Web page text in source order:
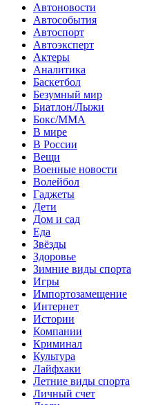
Автоновости
Автособытия
Автоспорт
Автоэксперт
Актеры
Аналитика
Баскетбол
Безумный мир
Биатлон/Лыжи
Бокс/MMA
В мире
В России
Вещи
Военные новости
Волейбол
Гаджеты
Дети
Дом и сад
Еда
Звёзды
Здоровье
Зимние виды спорта
Игры
Импортозамещение
Интернет
Истории
Компании
Криминал
Культура
Лайфхаки
Летние виды спорта
Личный счет